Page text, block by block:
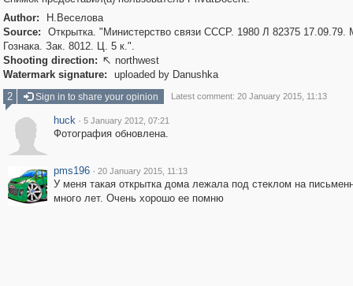
Author:
Н.Веселова
Source:
Открытка. "Министерство связи СССР. 1980 Л 82375 17.09.79.
Гознака. Зак. 8012. Ц. 5 к.".
Shooting direction:  northwest
Watermark signature:
uploaded by Danushka
2
Sign in to share your opinion Latest comment: 20 January 2015, 11:13
huck · 5 January 2012, 07:21
Фотография обновлена.
pms196 · 20 January 2015, 11:13
У меня такая открытка дома лежала под стеклом на
много лет. Очень хорошо ее помню